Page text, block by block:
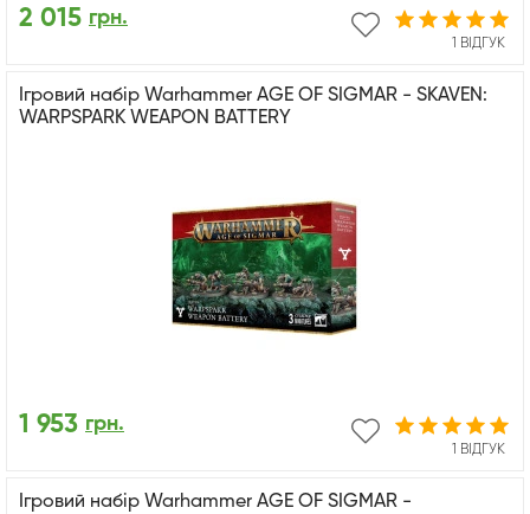
1 ВІДГУК
2 015 грн.
Ігровий набір Warhammer AGE OF SIGMAR - SKAVEN:
WARPSPARK WEAPON BATTERY
1 ВІДГУК
1 953 грн.
Ігровий набір Warhammer AGE OF SIGMAR -